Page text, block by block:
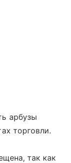
арбузы
торговли.
так как